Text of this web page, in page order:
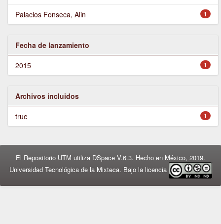
1
Palacios Fonseca, Alin
Fecha de lanzamiento
1
2015
Archivos incluidos
1
true
El Repositorio UTM utiliza DSpace V.6.3. Hecho en México, 2019.
Universidad Tecnológica de la Mixteca. Bajo la licencia